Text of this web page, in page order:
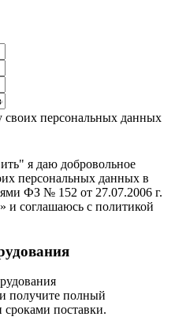
своих персональных данных
я даю добровольное
персональных данных в
ФЗ № 152 от 27.07.2006 г.
и соглашаюсь с политикой
получите полный
сроками поставки.